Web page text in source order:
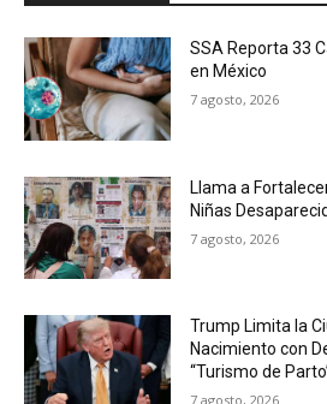
SSA Reporta 33
en México
7 agosto, 2026
Llama a
Niñas
7 agosto, 2026
Trump Limita la
Nacimiento con
“Turismo de
7 agosto, 2026